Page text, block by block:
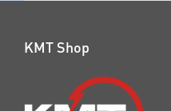
KMT Shop